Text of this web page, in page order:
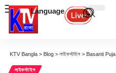
Language
KTV Bangla > Blog > লাইফস্টাইল > Basanti Puja
লাইফস্টাইল